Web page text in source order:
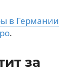
в Германии
.
за